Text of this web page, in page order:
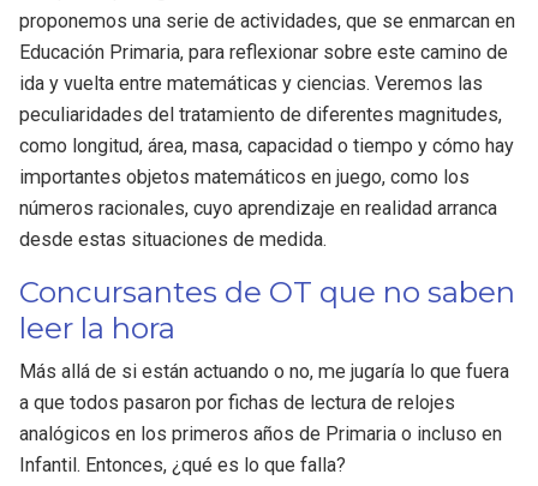
proponemos una serie de actividades, que se enmarcan en
Educación Primaria, para reflexionar sobre este camino de
ida y vuelta entre matemáticas y ciencias. Veremos las
peculiaridades del tratamiento de diferentes magnitudes,
como longitud, área, masa, capacidad o tiempo y cómo hay
importantes objetos matemáticos en juego, como los
números racionales, cuyo aprendizaje en realidad arranca
desde estas situaciones de medida.
Concursantes de OT que no saben
leer la hora
Más allá de si están actuando o no, me jugaría lo que fuera
a que todos pasaron por fichas de lectura de relojes
analógicos en los primeros años de Primaria o incluso en
Infantil. Entonces, ¿qué es lo que falla?